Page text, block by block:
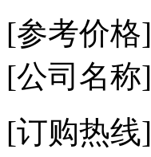
[参考价格
[公司名称]
[订购热线